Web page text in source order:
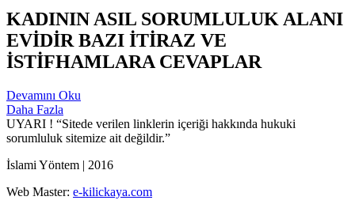
KADININ ASIL SORUMLULUK ALANI
EVİDİR BAZI İTİRAZ VE
İSTİFHAMLARA CEVAPLAR
Devamını Oku
Daha Fazla
UYARI ! “Sitede verilen linklerin içeriği hakkında hukuki
sorumluluk sitemize ait değildir.”
İslami Yöntem | 2016
Web Master: e-kilickaya.com